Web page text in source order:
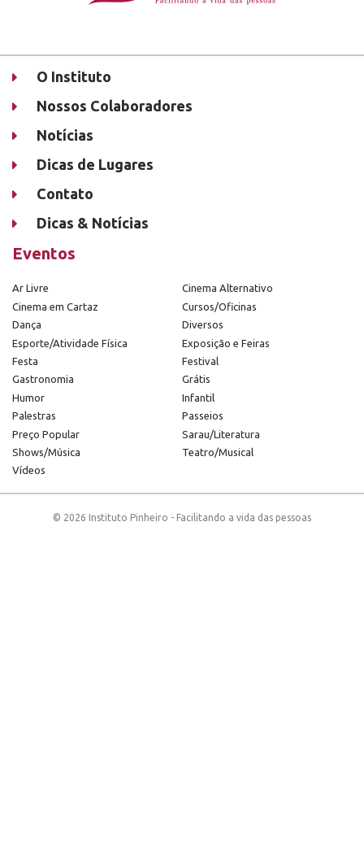
O Instituto
Nossos Colaboradores
Notícias
Dicas de Lugares
Contato
Dicas & Notícias
Eventos
Ar Livre
Cinema Alternativo
Cinema em Cartaz
Cursos/Oficinas
Dança
Diversos
Esporte/Atividade Física
Exposição e Feiras
Festa
Festival
Gastronomia
Grátis
Humor
Infantil
Palestras
Passeios
Preço Popular
Sarau/Literatura
Shows/Música
Teatro/Musical
Vídeos
© 2026 Instituto Pinheiro - Facilitando a vida das pessoas